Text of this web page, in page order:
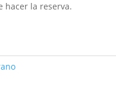
hacer la reserva.